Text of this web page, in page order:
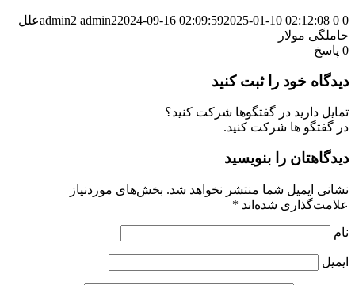
0
0
admin2 admin22024-09-16 02:09:592025-01-10 02:12:08
علل
حاملگی مولار
0 پاسخ
دیدگاه خود را ثبت کنید
تمایل دارید در گفتگوها شرکت کنید؟
در گفتگو ها شرکت کنید.
دیدگاهتان را بنویسید
نشانی ایمیل شما منتشر نخواهد شد. بخش‌های موردنیاز
علامت‌گذاری شده‌اند *
نام
ایمیل